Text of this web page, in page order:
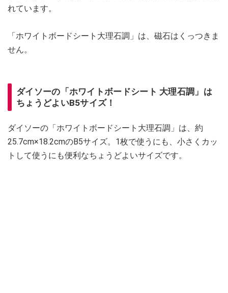
れています。
「ホワイトボードシート大理石調」は、磁石はくっつきま
せん。
ダイソーの「ホワイトボードシート 大理石調」は
ちょうどよいB5サイズ！
ダイソーの「ホワイトボードシート大理石調」は、約
25.7cm×18.2cmのB5サイズ。1枚で使うにも、小さくカッ
トして使うにも便利なちょうどよいサイズです。